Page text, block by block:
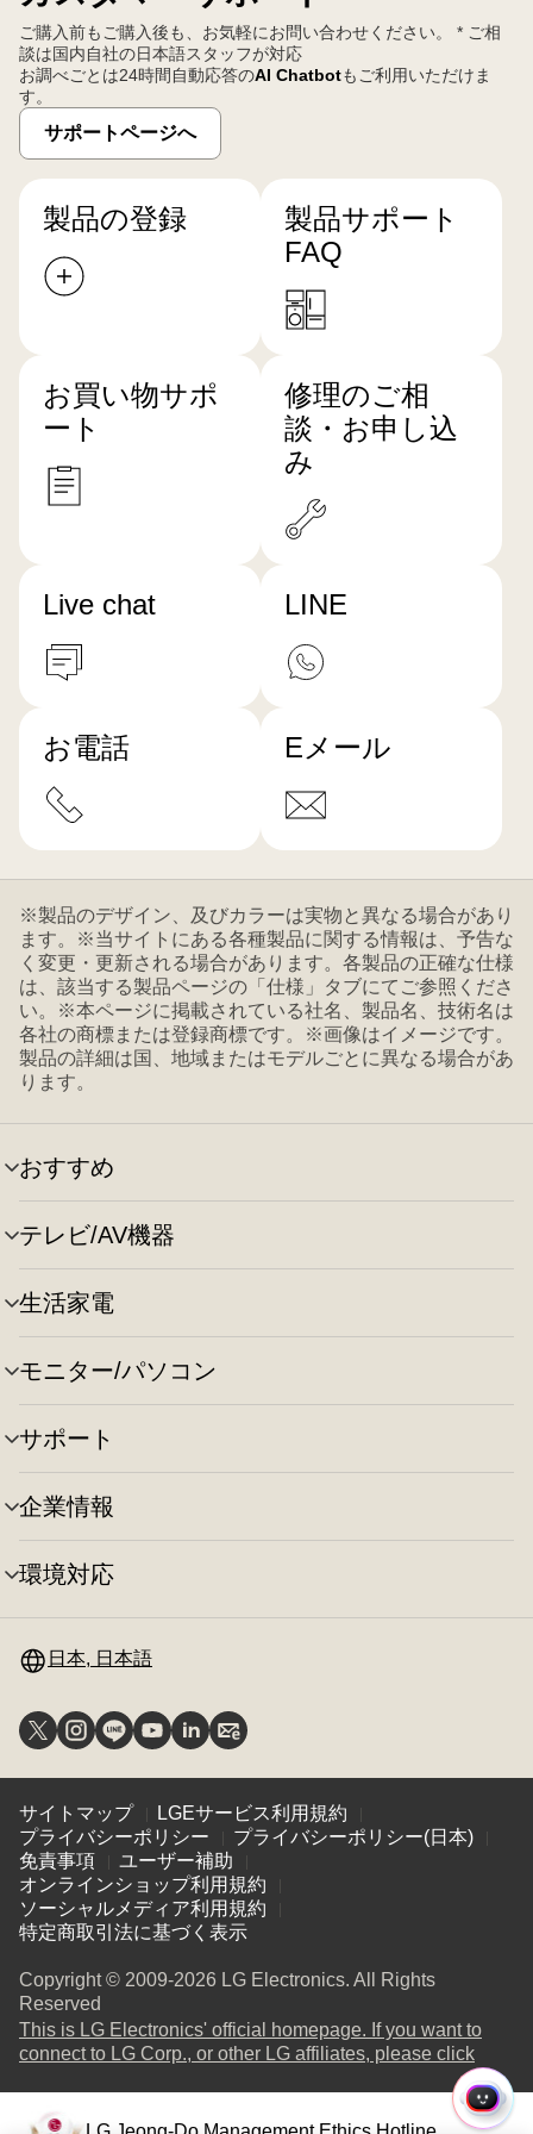
ご購入前もご購入後も、お気軽にお問い合わせください。 * ご相
談は国内自社の日本語スタッフが対応
お調べごとは24時間自動応答のAI Chatbotもご利用いただけま
す。
サポートページへ
製品の登録
製品サポート
FAQ
お買い物サポ
ート
修理のご相
談・お申し込
み
Live chat LINE
お電話 Eメール
※製品のデザイン、及びカラーは実物と異なる場合があり
ます。※当サイトにある各種製品に関する情報は、予告な
く変更・更新される場合があります。各製品の正確な仕様
は、該当する製品ページの「仕様」タブにてご参照くださ
い。※本ページに掲載されている社名、製品名、技術名は
各社の商標または登録商標です。※画像はイメージです。
製品の詳細は国、地域またはモデルごとに異なる場合があ
ります。
おすすめ
メ
ニ
ュ
ー
の
切
え
テレビ/AV機器
メ
ニ
ュ
ー
の
切
え
生活家電
メ
ニ
ュ
ー
の
切
り
え
モニター/パソコン
メ
ニ
ュ
ー
の
切
え
サポート
メ
ニ
ュ
ー
の
切
り
替
企業情報
メ
ニ
ュ
ー
の
り
え
環境対応
メ
ー
り
替
え
日本, 日本語
サイトマップ
LGEサービス利用規約
プライバシーポリシー
プライバシーポリシー(日本)
免責事項
ユーザー補助
オンラインショップ利用規約
ソーシャルメディア利用規約
特定商取引法に基づく表示
Copyright © 2009-2026 LG Electronics. All Rights
Reserved
This is LG Electronics' official homepage. If you want to
connect to LG Corp., or other LG affiliates, please click(
in
a
new
ク